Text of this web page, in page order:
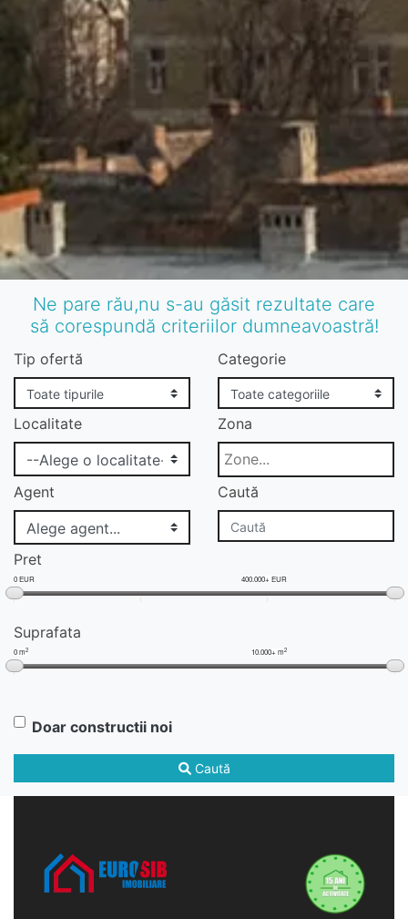
Ne pare rău,nu s-au găsit rezultate care
să corespundă criteriilor dumneavoastră!
Tip ofertă Categorie
Localitate Zona
Agent Caută
Pret
0 EUR 400.000+ EUR
Suprafata
0 m2 10.000+ m2
Doar constructii noi
Caută